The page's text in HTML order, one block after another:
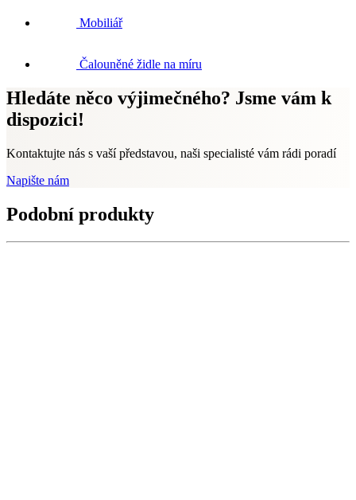
Mobiliář
Čalouněné židle na míru
Hledáte něco výjimečného? Jsme vám k
dispozici!
Kontaktujte nás s vaší představou, naši specialisté vám rádi poradí
Napište nám
Podobní produkty